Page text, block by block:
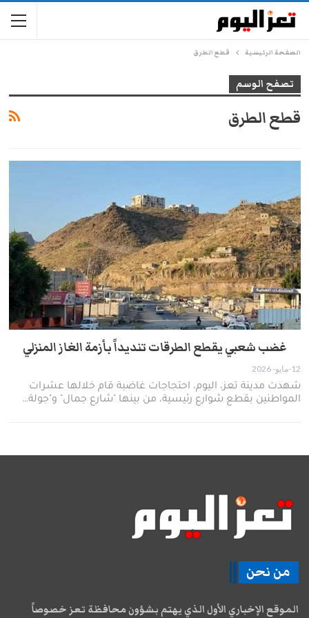
الصفحة الرئيسية قطع الطرق
تصفح الوسم
قطع الطرق
غضب شعبي يقطع الطرقات تنديداً بأزمة الغاز المنزلي
12-مايو- 2026
​شهدت مدينة تعز، اليوم، احتجاجات غاضبة قام خلالها عشرات
المواطنين بقطع شوارع رئيسية، من بينها "شارع جمال" و"جولة…
من نحن
الموقع الإخباري الأول الذي يهتم بشؤون محافظة تعز خصوصاً